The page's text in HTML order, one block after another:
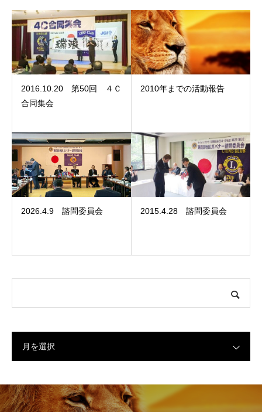
2016.10.20 第50回 ４Ｃ
合同集会
2010年までの活動報告
2026.4.9 諮問委員会 2015.4.28 諮問委員会
月を選択